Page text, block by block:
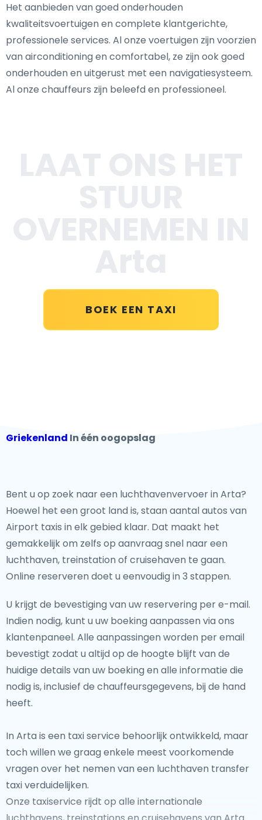
Het aanbieden van goed onderhouden
kwaliteitsvoertuigen en complete klantgerichte,
professionele services. Al onze voertuigen zijn voorzien
van airconditioning en comfortabel, ze zijn ook goed
onderhouden en uitgerust met een navigatiesysteem.
Al onze chauffeurs zijn beleefd en professioneel.
BOEK EEN TAXI
Griekenland In één oogopslag
Bent u op zoek naar een luchthavenvervoer in Arta?
Hoewel het een groot land is, staan aantal autos van
Airport taxis in elk gebied klaar. Dat maakt het
gemakkelijk om zelfs op aanvraag snel naar een
luchthaven, treinstation of cruisehaven te gaan.
Online reserveren doet u eenvoudig in 3 stappen.
U krijgt de bevestiging van uw reservering per e-mail.
Indien nodig, kunt u uw boeking aanpassen via ons
klantenpaneel. Alle aanpassingen worden per email
bevestigt zodat u altijd op de hoogte blijft van de
huidige details van uw boeking en alle informatie die
nodig is, inclusief de chauffeursgegevens, bij de hand
heeft.
In Arta is een taxi service behoorlijk ontwikkeld, maar
toch willen we graag enkele meest voorkomende
vragen over het nemen van een luchthaven transfer
taxi verduidelijken.
Onze taxiservice rijdt op alle internationale